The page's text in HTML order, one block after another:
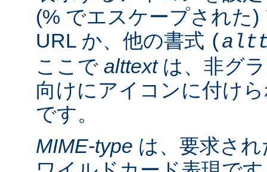
(% でエスケープされた
URL か、他の書式 (
ここで alttextは、非グ
向けにアイコンに付け
です。
MIME-type は、要求さ